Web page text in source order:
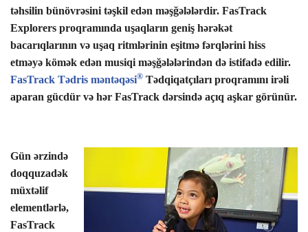
təhsilin bünövrəsini təşkil edən məşğələlərdir. FasTrack
Explorers proqramında uşaqların geniş hərəkət
bacarıqlarının və uşaq ritmlərinin eşitmə fərqlərini hiss
etməyə kömək edən musiqi məşğələlərindən də istifadə edilir.
FasTrack Tədris məntəqəsi® Tədqiqatçıları proqramını irəli
aparan gücdür və hər FasTrack dərsində açıq aşkar görünür.
Gün ərzində
doqquzadək
müxtəlif
elementlərlə,
FasTrack